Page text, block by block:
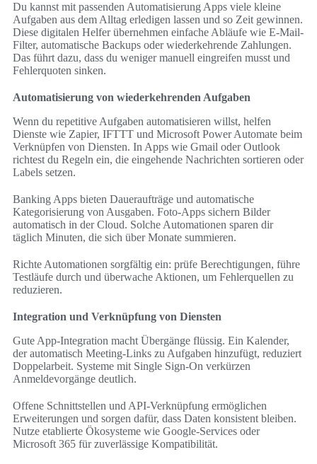
Du kannst mit passenden Automatisierung Apps viele kleine
Aufgaben aus dem Alltag erledigen lassen und so Zeit gewinnen.
Diese digitalen Helfer übernehmen einfache Abläufe wie E-Mail-
Filter, automatische Backups oder wiederkehrende Zahlungen.
Das führt dazu, dass du weniger manuell eingreifen musst und
Fehlerquoten sinken.
Automatisierung von wiederkehrenden Aufgaben
Wenn du repetitive Aufgaben automatisieren willst, helfen
Dienste wie Zapier, IFTTT und Microsoft Power Automate beim
Verknüpfen von Diensten. In Apps wie Gmail oder Outlook
richtest du Regeln ein, die eingehende Nachrichten sortieren oder
Labels setzen.
Banking Apps bieten Daueraufträge und automatische
Kategorisierung von Ausgaben. Foto-Apps sichern Bilder
automatisch in der Cloud. Solche Automationen sparen dir
täglich Minuten, die sich über Monate summieren.
Richte Automationen sorgfältig ein: prüfe Berechtigungen, führe
Testläufe durch und überwache Aktionen, um Fehlerquellen zu
reduzieren.
Integration und Verknüpfung von Diensten
Gute App-Integration macht Übergänge flüssig. Ein Kalender,
der automatisch Meeting-Links zu Aufgaben hinzufügt, reduziert
Doppelarbeit. Systeme mit Single Sign-On verkürzen
Anmeldevorgänge deutlich.
Offene Schnittstellen und API-Verknüpfung ermöglichen
Erweiterungen und sorgen dafür, dass Daten konsistent bleiben.
Nutze etablierte Ökosysteme wie Google-Services oder
Microsoft 365 für zuverlässige Kompatibilität.